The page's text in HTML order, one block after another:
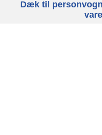
Dæk til